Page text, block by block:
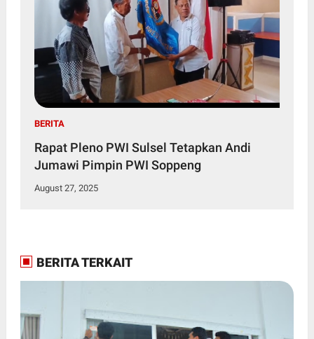
BERITA
Rapat Pleno PWI Sulsel Tetapkan Andi
Jumawi Pimpin PWI Soppeng
August 27, 2025
BERITA TERKAIT